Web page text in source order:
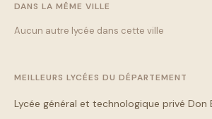
DANS LA MÊME VILLE
Aucun autre lycée dans cette ville
MEILLEURS LYCÉES DU DÉPARTEMENT
Lycée général et technologique privé Don